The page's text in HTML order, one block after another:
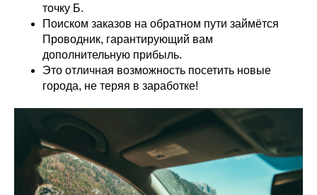
точку Б.
Поиском заказов на обратном пути займётся
Проводник, гарантирующий вам
дополнительную прибыль.
Это отличная возможность посетить новые
города, не теряя в заработке!